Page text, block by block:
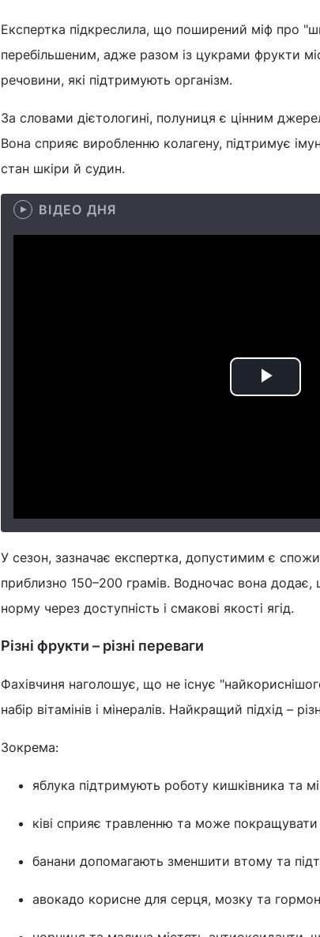
Експертка підкреслила, що поширений міф про
перебільшеним, адже разом із цукрами фрукти
речовини, які підтримують організм.
За словами дієтологині, полуниця є цінним
Вона сприяє виробленню колагену, підтримує
стан шкіри й судин.
ВІДЕО ДНЯ
Play
У сезон, зазначає експертка, допустимим є
приблизно 150–200 грамів. Водночас вона
норму через доступність і смакові якості ягід.
Різні фрукти – різні переваги
Фахівчиня наголошує, що не існує
набір вітамінів і мінералів. Найкращий підхід –
Зокрема:
яблука підтримують роботу кишківника та
ківі сприяє травленню та може
банани допомагають зменшити втому та
авокадо корисне для серця, мозку та